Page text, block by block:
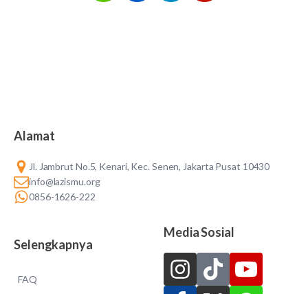
Alamat
Jl. Jambrut No.5, Kenari, Kec. Senen, Jakarta Pusat 10430
info@lazismu.org
0856-1626-222
Selengkapnya
FAQ
Media Sosial